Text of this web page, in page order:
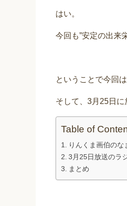
はい。
今回も”安定の出来
ということで今回
そして、3月25日に
Table of
りんくま画伯のな
3月25日放送のラ
まとめ